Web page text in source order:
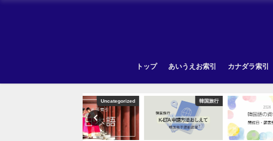
トップ あいうえお索引 カナダラ索引
Other